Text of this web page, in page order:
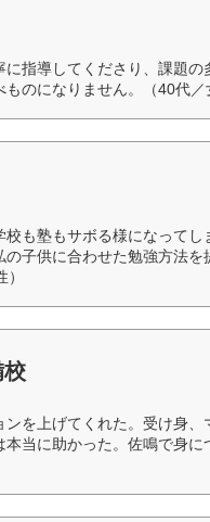
に指導してくださり、課題
のになりません。（40代／
校も塾もサボる様になって
の子供に合わせた勉強方法
校
ンを上げてくれた。受け身
当に助かった。佐鳴で身に